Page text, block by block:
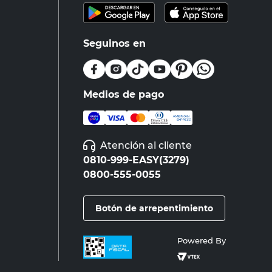
Seguinos en
Medios de pago
Atención al cliente
0810-999-EASY(3279)
0800-555-0055
Botón de arrepentimiento
Powered By